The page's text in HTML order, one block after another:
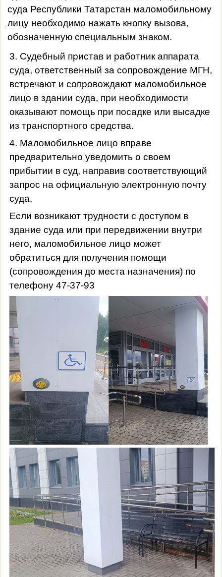
суда Республики Татарстан маломобильному
лицу необходимо нажать кнопку вызова,
обозначенную специальным знаком.
3. Судебный пристав и работник аппарата
суда, ответственный за сопровождение МГН,
встречают и сопровождают маломобильное
лицо в здании суда, при необходимости
оказывают помощь при посадке или высадке
из транспортного средства.
4. Маломобильное лицо вправе
предварительно уведомить о своем
прибытии в суд, направив соответствующий
запрос на официальную электронную почту
суда.
Если возникают трудности с доступом в
здание суда или при передвижении внутри
него, маломобильное лицо может
обратиться для получения помощи
(сопровождения до места назначения) по
телефону 47-37-93